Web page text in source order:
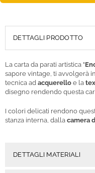
DETTAGLI PRODOTTO
La carta da parati artistica "
sapore vintage, ti avvolgerà
tecnica ad acquerello e la
disegno rendendo questa
I colori delicati rendono
stanza interna, dalla camera
DETTAGLI MATERIALI